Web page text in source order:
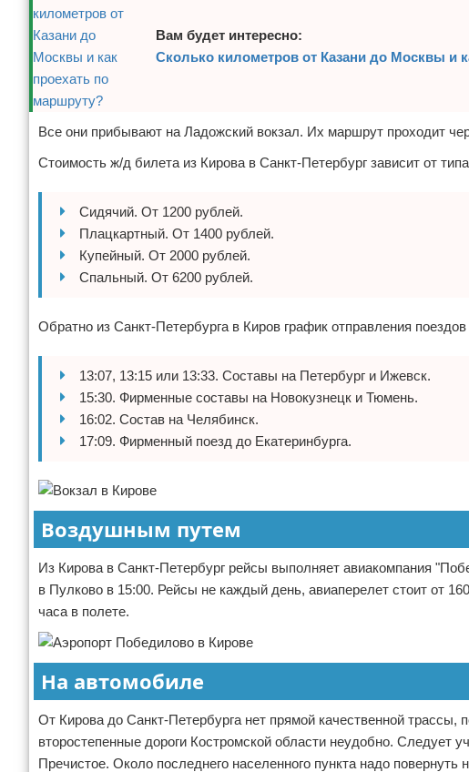
Планирование отдыха
Пляжный отдых
Турагенства
Экстримальный отдых
Разное про отдых
Вам будет интересно:
Сколько километров от Казани до Москвы и
Все они прибывают на Ладожский вокзал. Их маршрут проходит
Стоимость ж/д билета из Кирова в Санкт-Петербург зависит от
Сидячий. От 1200 рублей.
Плацкартный. От 1400 рублей.
Купейный. От 2000 рублей.
Спальный. От 6200 рублей.
Обратно из Санкт-Петербурга в Киров график отправления поездов
13:07, 13:15 или 13:33. Составы на Петербург и Ижевск.
15:30. Фирменные составы на Новокузнецк и Тюмень.
16:02. Состав на Челябинск.
17:09. Фирменный поезд до Екатеринбурга.
Воздушным путем
Из Кирова в Санкт-Петербург рейсы выполняет авиакомпания
в Пулково в 15:00. Рейсы не каждый день, авиаперелет стоит от
часа в полете.
На автомобиле
От Кирова до Санкт-Петербурга нет прямой качественной
второстепенные дороги Костромской области неудобно. Следует
Пречистое. Около последнего населенного пункта надо